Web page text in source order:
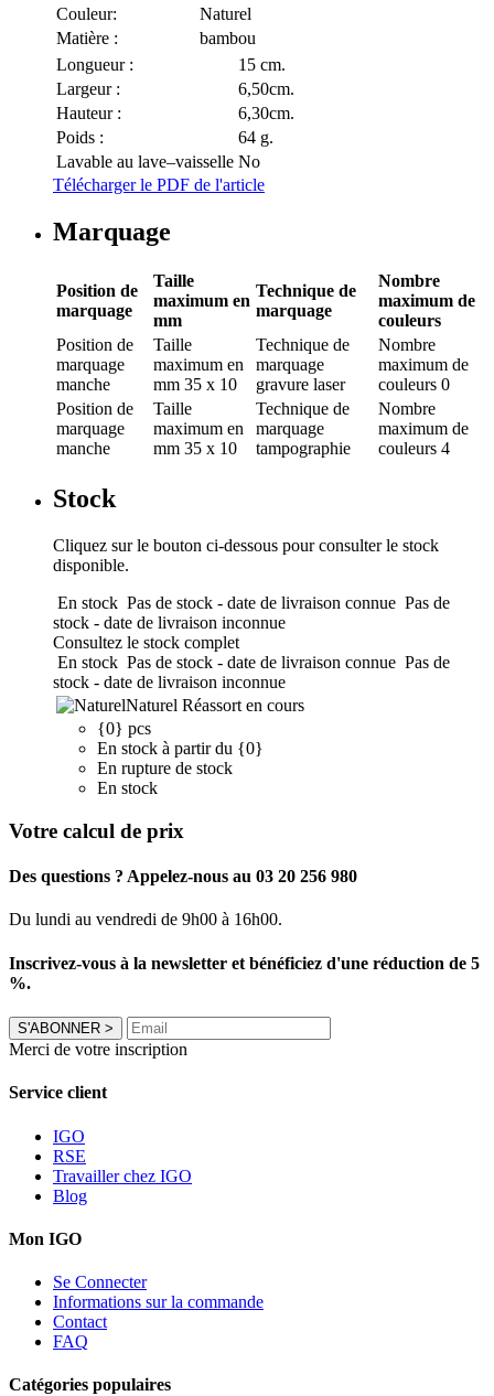
Couleur:
Naturel
Matière :
bambou
Longueur :
15 cm.
Largeur :
6,50cm.
Hauteur :
6,30cm.
Poids :
64 g.
Lavable au lave–vaisselle No
Télécharger le PDF de l'article
Marquage
Position de
marquage
Taille
maximum en
mm
Technique de
marquage
Nombre
maximum de
couleurs
Position de
marquage
manche
Taille
maximum en
mm 35 x 10
Technique de
marquage
gravure laser
Nombre
maximum de
couleurs 0
Position de
marquage
manche
Taille
maximum en
mm 35 x 10
Technique de
marquage
tampographie
Nombre
maximum de
couleurs 4
Stock
Cliquez sur le bouton ci-dessous pour consulter le stock
disponible.
En stock Pas de stock - date de livraison connue Pas de
stock - date de livraison inconnue
Consultez le stock complet
En stock Pas de stock - date de livraison connue Pas de
stock - date de livraison inconnue
Naturel Réassort en cours
{0} pcs
En stock à partir du {0}
En rupture de stock
En stock
Votre calcul de prix
Des questions ? Appelez-nous au 03 20 256 980
Du lundi au vendredi de 9h00 à 16h00.
Inscrivez-vous à la newsletter et bénéficiez d'une réduction de 5
%.
S'ABONNER >
Merci de votre inscription
Service client
IGO
RSE
Travailler chez IGO
Blog
Mon IGO
Se Connecter
Informations sur la commande
Contact
FAQ
Catégories populaires